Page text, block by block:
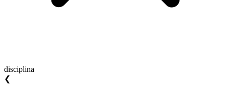
disciplina
❮